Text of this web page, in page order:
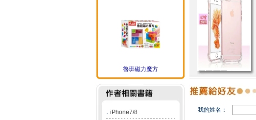
魯班磁力魔方
． iPhone7/8
我的姓名：